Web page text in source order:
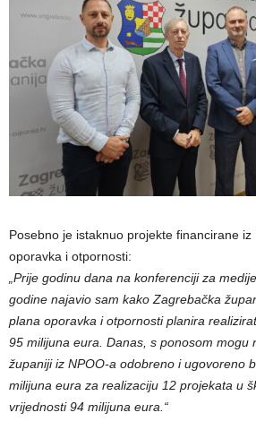
Posebno je istaknuo projekte financirane iz
oporavka i otpornosti:
„Prije godinu dana na konferenciji za
godine najavio sam kako Zagrebačka
plana oporavka i otpornosti planira
95 milijuna eura. Danas, s ponosom mogu
županiji iz NPOO-a odobreno i ugovoreno
milijuna eura za realizaciju 12 projekata u
vrijednosti 94 milijuna eura.“